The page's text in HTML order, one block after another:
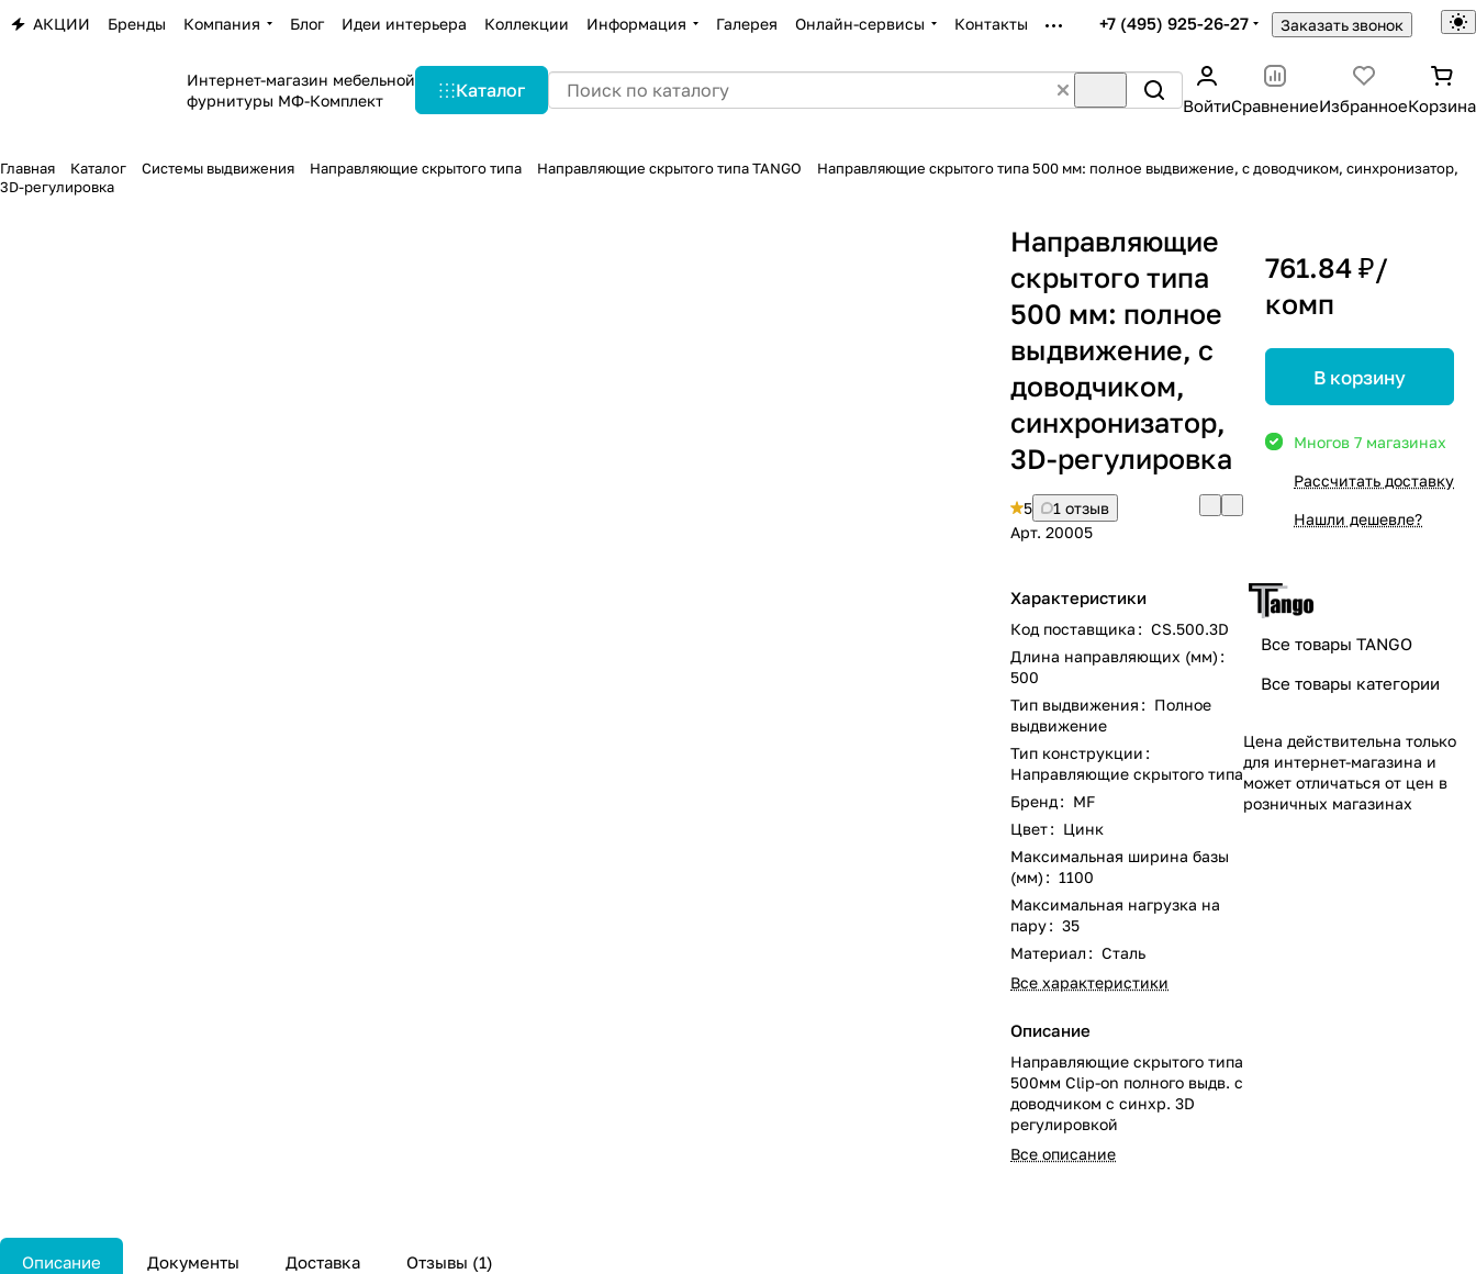
АКЦИИ Бренды Компания Блог Идеи интерьера Коллекции Информация Галерея Онлайн-сервисы Контакты +7 (495) 925-26-27 Заказать звонок
Интернет-магазин мебельной
фурнитуры МФ-Комплект
Каталог
ВойтиСравнениеИзбранноеКорзина
Главная Каталог Системы выдвижения Направляющие скрытого типа Направляющие скрытого типа TANGO
Направляющие скрытого типа 500 мм: полное выдвижение, с доводчиком, синхронизатор,
3D-регулировка
Направляющие
скрытого типа
500 мм: полное
выдвижение, с
доводчиком,
синхронизатор,
3D-регулировка
5
1 отзыв
Арт. 20005
Характеристики
Код поставщика : CS.500.3D
Длина направляющих (мм) :
500
Тип выдвижения : Полное
выдвижение
Тип конструкции :
Направляющие скрытого типа
Бренд: MF
Цвет: Цинк
Максимальная ширина базы
(мм) : 1100
Максимальная нагрузка на
пару: 35
Материал : Сталь
Все характеристики
Описание
Направляющие скрытого типа
500мм Clip-on полного выдв. с
доводчиком c синхр. 3D
регулировкой
Все описание
761.84 ₽/
комп
В корзину
Многов 7 магазинах
Рассчитать доставку
Нашли дешевле?
Все товары TANGO
Все товары категории
Цена действительна только
для интернет-магазина и
может отличаться от цен в
розничных магазинах
Описание Документы Доставка Отзывы 1